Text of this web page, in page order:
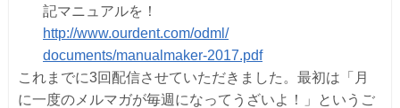
記マニュアルを！
http://www.ourdent.com/odml/
documents/manualmaker-2017.pdf
これまでに3回配信させていただきました。最初は「 月
に一度のメルマガが毎週になってうざいよ！」
というご